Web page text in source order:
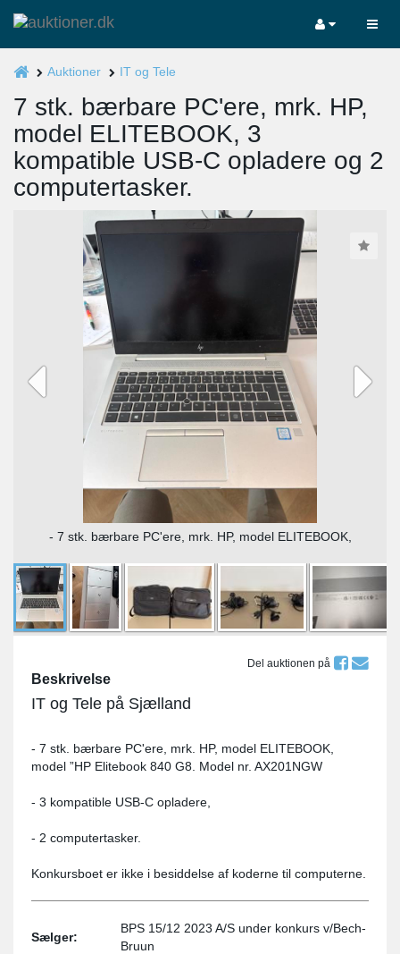
Auktioner IT og Tele
7 stk. bærbare PC'ere, mrk. HP,
model ELITEBOOK, 3
kompatible USB-C opladere og 2
computertasker.
- 7 stk. bærbare PC'ere, mrk. HP, model ELITEBOOK,
Del auktionen på
Beskrivelse
IT og Tele på Sjælland
- 7 stk. bærbare PC'ere, mrk. HP, model ELITEBOOK,
model ”HP Elitebook 840 G8. Model nr. AX201NGW
- 3 kompatible USB-C opladere,
- 2 computertasker.
Konkursboet er ikke i besiddelse af koderne til computerne.
Sælger:
BPS 15/12 2023 A/S under konkurs v/Bech-
Bruun